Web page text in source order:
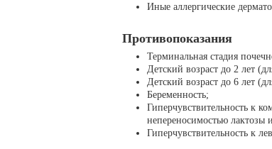
Иные аллергические
Противопоказания
Терминальная стадия
Детский возраст до 2 лет
Детский возраст до 6 лет
Беременность;
Гиперчувствительность к
непереносимостью лактозы
Гиперчувствительность к